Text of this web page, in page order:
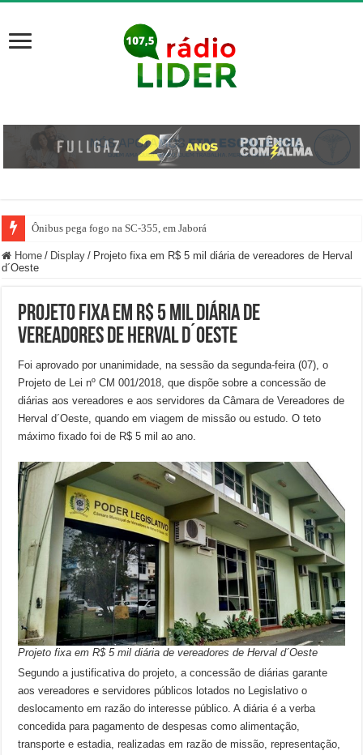
Ônibus pega fogo na SC-355, em Jaborá
Motorista erra marcha e atropela mulher dentro de posto de gasolina em
Home / Display / Projeto fixa em R$ 5 mil diária de vereadores de Herval
d´Oeste
Projeto fixa em R$ 5 mil diária de
vereadores de Herval d´Oeste
Foi aprovado por unanimidade, na sessão da segunda-feira (07), o
Projeto de Lei nº CM 001/2018, que dispõe sobre a concessão de
diárias aos vereadores e aos servidores da Câmara de Vereadores de
Herval d´Oeste, quando em viagem de missão ou estudo. O teto
máximo fixado foi de R$ 5 mil ao ano.
Projeto fixa em R$ 5 mil diária de vereadores de Herval d´Oeste
Segundo a justificativa do projeto, a concessão de diárias garante
aos vereadores e servidores públicos lotados no Legislativo o
deslocamento em razão do interesse público. A diária é a verba
concedida para pagamento de despesas como alimentação,
transporte e estadia, realizadas em razão de missão, representação,